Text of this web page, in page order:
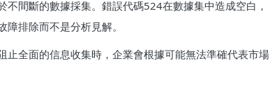
間斷的數據採集。錯誤代碼524在數據集中造成空白，
排除而不是分析見解。
全面的信息收集時，企業會根據可能無法準確代表市場